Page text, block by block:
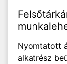
Nyomtatott
alkatrész